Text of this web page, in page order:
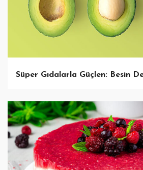
Süper Gıdalarla Güçlen: Besin